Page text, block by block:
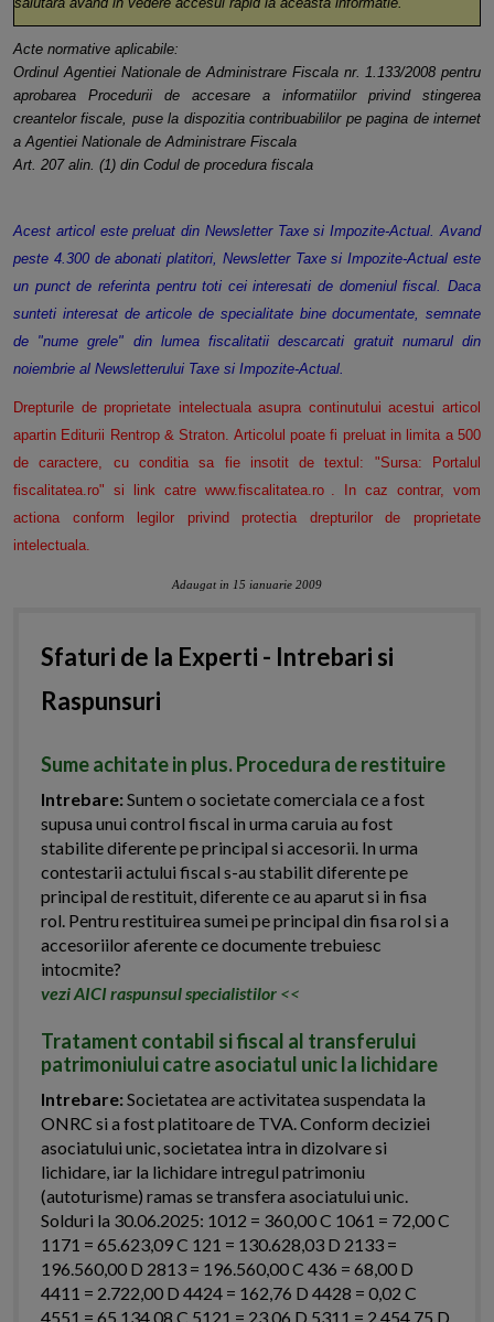
Acte normative aplicabile:
Ordinul Agentiei Nationale de Administrare Fiscala nr. 1.133/2008 pentru
aprobarea Procedurii de accesare a informatiilor privind stingerea
creantelor fiscale, puse la dispozitia contribuabililor pe pagina de internet
a Agentiei Nationale de Administrare Fiscala
Art. 207 alin. (1) din Codul de procedura fiscala
Acest articol este preluat din Newsletter Taxe si Impozite-Actual. Avand
peste 4.300 de abonati platitori, Newsletter Taxe si Impozite-Actual este
un punct de referinta pentru toti cei interesati de domeniul fiscal. Daca
sunteti interesat de articole de specialitate bine documentate, semnate
de "nume grele" din lumea fiscalitatiidescarcati gratuit numarul din
noiembrie al Newsletterului Taxe si Impozite-Actual.
Drepturile de proprietate intelectuala asupra continutului acestui articol
apartin Editurii Rentrop & Straton. Articolul poate fi preluat in limita a 500
de caractere, cu conditia sa fie insotit de textul: "Sursa: Portalul
fiscalitatea.ro" si link catre www.fiscalitatea.ro . In caz contrar, vom
actiona conform legilor privind protectia drepturilor de proprietate
intelectuala.
Adaugat in 15 ianuarie 2009
Sfaturi de la Experti - Intrebari si
Raspunsuri
Sume achitate in plus. Procedura de restituire
Intrebare:Suntem o societate comerciala ce a fost
supusa unui control fiscal in urma caruia au fost
stabilite diferente pe principal si accesorii. In urma
contestarii actului fiscal s-au stabilit diferente pe
principal de restituit, diferente ce au aparut si in fisa
rol. Pentru restituirea sumei pe principal din fisa rol si a
accesoriilor aferente ce documente trebuiesc
intocmite?
vezi AICI raspunsul specialistilor <<
Tratament contabil si fiscal al transferului
patrimoniului catre asociatul unic la lichidare
Intrebare:Societatea are activitatea suspendata la
ONRC si a fost platitoare de TVA. Conform deciziei
asociatului unic, societatea intra in dizolvare si
lichidare, iar la lichidare intregul patrimoniu
(autoturisme) ramas se transfera asociatului unic.
Solduri la 30.06.2025: 1012 = 360,00 C 1061 = 72,00 C
1171 = 65.623,09 C 121 = 130.628,03 D 2133 =
196.560,00 D 2813 = 196.560,00 C 436 = 68,00 D
4411 = 2.722,00 D 4424 = 162,76 D 4428 = 0,02 C
4551 = 65.134,08 C 5121 = 23,06 D 5311 = 2.454,75 D